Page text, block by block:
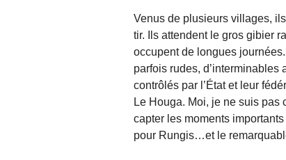
Venus de plusieurs villages,
tir. Ils attendent le gros gibier
occupent de longues
parfois rudes,
contrôlés par l’État et leur
Le Houga. Moi, je ne suis pas
capter les moments
pour Rungis…et le